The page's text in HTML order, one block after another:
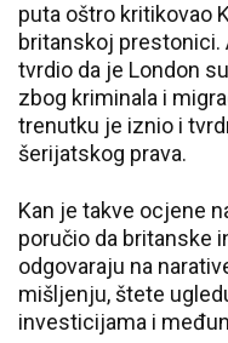
puta oštro kritikovao
britanskoj prestonici.
tvrdio da je London
zbog kriminala i
trenutku je iznio i
šerijatskog prava.
Kan je takve ocjene
poručio da britanske
odgovaraju na
mišljenju, štete
investicijama i